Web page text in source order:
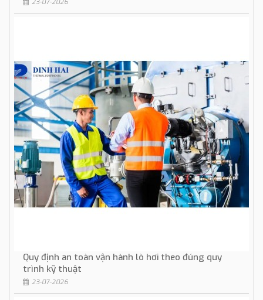
23-07-2026
Quy định an toàn vận hành lò hơi theo đúng quy
trình kỹ thuật
23-07-2026